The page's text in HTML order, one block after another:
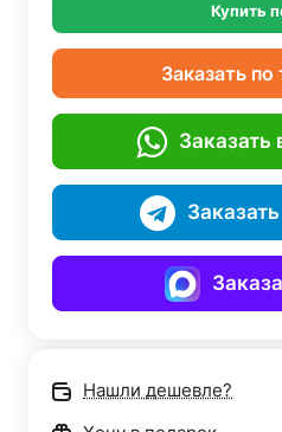
Купить
Заказать
Заказать
Нашли дешевле?